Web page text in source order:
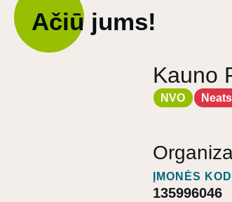
Ačiū jums!
Kauno
NVO
ĮMONĖS
135996046